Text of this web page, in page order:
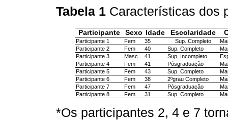
Tabela 1 Características dos
Participante Sexo Idade Escolaridade
Participante 1 Fem 35 Sup. Completo
Participante 2
Fem 40 Sup. Completo
Participante 3
Masc 41 Sup. Incompleto
Participante 4
Fem 41 Pósgraduação
Participante 5
Fem 43 Sup. Completo
Participante 6
Fem 38 2ºgrau Completo
Participante 7
Fem 47 Pósgraduação
Participante 8
Fem 31 Sup. Completo
*Os participantes 2, 4 e 7